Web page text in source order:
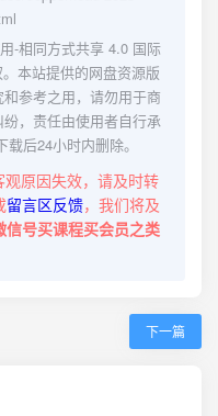
-相同方式共享 4.0 国际
本站提供的网盘资源版
参考之用，请勿用于商
，责任由使用者自行承
后24小时内删除。
原因失效，请及时转
留言区反馈，我们将及
号买课程买会员之类
下一篇